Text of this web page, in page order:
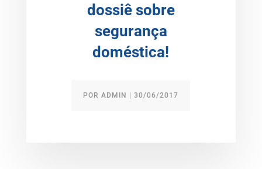
dossiê sobre
segurança
doméstica!
PORADMIN |30/06/2017